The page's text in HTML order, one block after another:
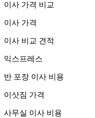
이사 가격 비교
이사 가격
이사 비교 견적
익스프레스
반 포장 이사 비용
이삿짐 가격
사무실 이사 비용